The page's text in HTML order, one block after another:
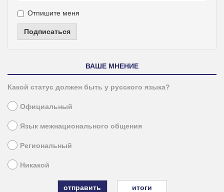
Отпишите меня
Подписаться
ВАШЕ МНЕНИЕ
Какой статус должен быть у русского языка?
Официальный
Язык межнационального общения
Региональный
Никакой
итоги